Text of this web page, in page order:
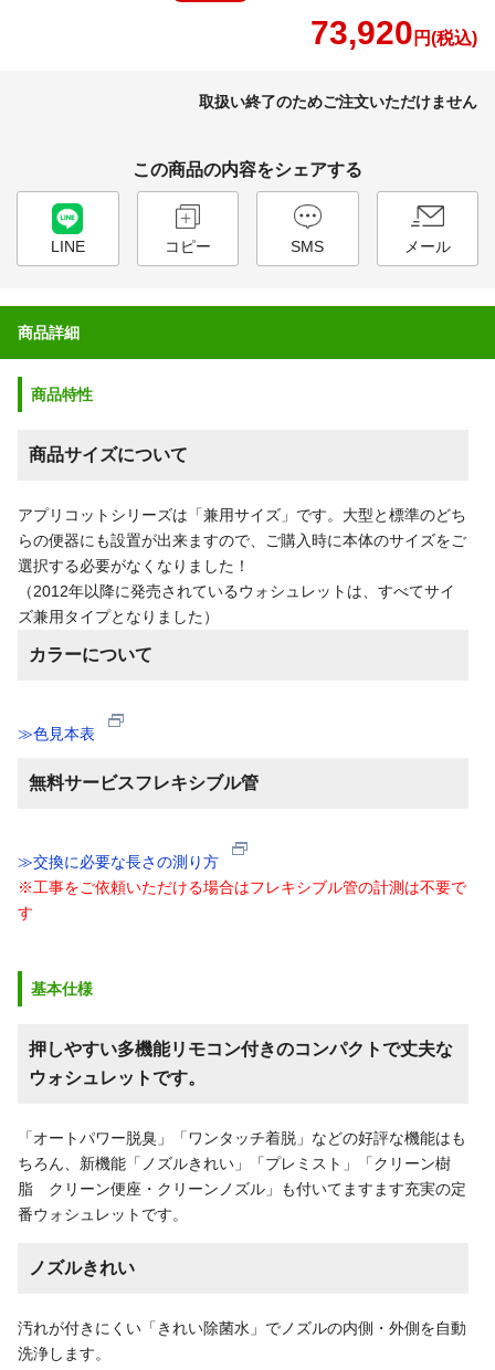
73,920 円(税込)
取扱い終了のためご注文いただけません
この商品の内容をシェアする
LINE コピー SMS メール
商品詳細
商品特性
商品サイズについて
アプリコットシリーズは「兼用サイズ」です。大型と標準のどち
らの便器にも設置が出来ますので、ご購入時に本体のサイズをご
選択する必要がなくなりました！
（2012年以降に発売されているウォシュレットは、すべてサイ
ズ兼用タイプとなりました）
カラーについて
≫色見本表
無料サービスフレキシブル管
≫交換に必要な長さの測り方
※工事をご依頼いただける場合はフレキシブル管の計測は不要で
す
基本仕様
押しやすい多機能リモコン付きのコンパクトで丈夫な
ウォシュレットです。
「オートパワー脱臭」「ワンタッチ着脱」などの好評な機能はも
ちろん、新機能「ノズルきれい」「プレミスト」「クリーン樹
脂 クリーン便座・クリーンノズル」も付いてますます充実の定
番ウォシュレットです。
ノズルきれい
汚れが付きにくい「きれい除菌水」でノズルの内側・外側を自動
洗浄します。